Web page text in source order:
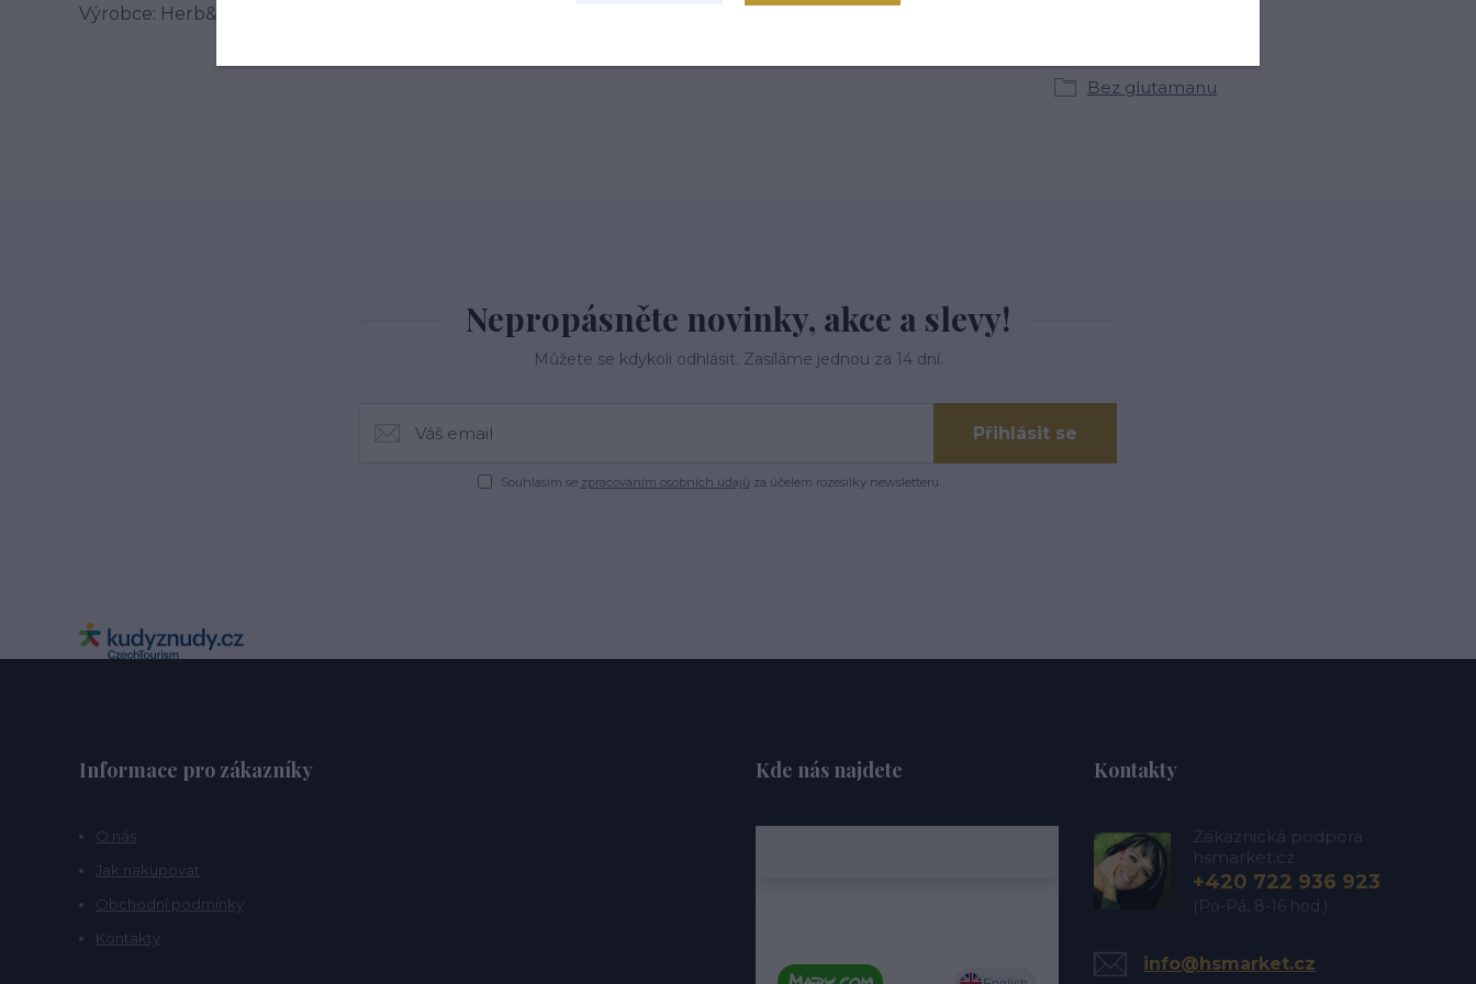
Výrobce: Herb&Spice market s.r.o. , Jablonského tř.113,Kardašova Řečice, 37821
Bez glutamanu
Nepropásněte novinky, akce a slevy!
Můžete se kdykoli odhlásit. Zasíláme jednou za 14 dní.
Přihlásit se
Souhlasím se zpracováním osobních údajů za účelem rozesílky newsletteru.
Informace pro zákazníky
O nás
Jak nakupovat
Obchodní podmínky
Kontakty
Kde nás najdete Kontakty
Zákaznická podpora
hsmarket.cz
+420 722 936 923
(Po-Pá, 8-16 hod.)
info@hsmarket.cz